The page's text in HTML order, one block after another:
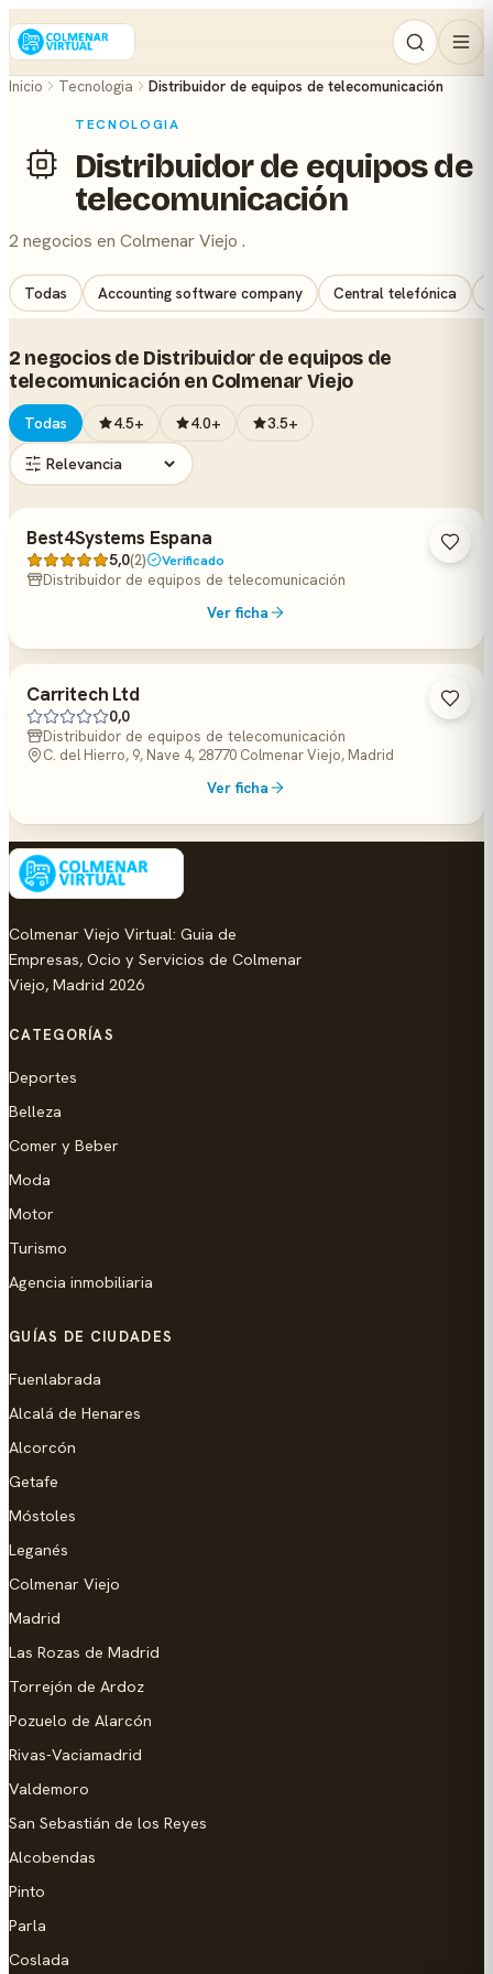
Inicio Tecnologia Distribuidor de equipos de telecomunicación
TECNOLOGIA
Distribuidor de equipos de
telecomunicación
2 negocios en Colmenar Viejo .
Todas Accounting software company Central telefónica
2 negocios de Distribuidor de equipos de
telecomunicación en Colmenar Viejo
Todas 4.5+ 4.0+ 3.5+
Best4Systems Espana
5,0(2) Verificado
Distribuidor de equipos de telecomunicación
Ver ficha
Carritech Ltd
0,0
Distribuidor de equipos de telecomunicación
C. del Hierro, 9, Nave 4, 28770 Colmenar Viejo, Madrid
Ver ficha
Colmenar Viejo Virtual: Guia de
Empresas, Ocio y Servicios de Colmenar
Viejo, Madrid 2026
CATEGORÍAS
Deportes
Belleza
Comer y Beber
Moda
Motor
Turismo
Agencia inmobiliaria
GUÍAS DE CIUDADES
Fuenlabrada
Alcalá de Henares
Alcorcón
Getafe
Móstoles
Leganés
Colmenar Viejo
Madrid
Las Rozas de Madrid
Torrejón de Ardoz
Pozuelo de Alarcón
Rivas-Vaciamadrid
Valdemoro
San Sebastián de los Reyes
Alcobendas
Pinto
Parla
Coslada